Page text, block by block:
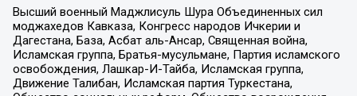
Высший военный Маджлисуль Шура Объединенных сил
моджахедов Кавказа, Конгресс народов Ичкерии и
Дагестана, База, Асбат аль-Ансар, Священная война,
Исламская группа, Братья-мусульмане, Партия исламского
освобождения, Лашкар-И-Тайба, Исламская группа,
Движение Талибан, Исламская партия Туркестана,